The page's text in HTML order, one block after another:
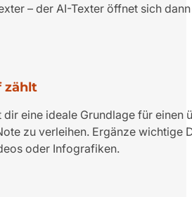
– der AI-Texter öffnet sich
zählt
dir eine ideale Grundlage für
zu verleihen. Ergänze wichtige
oder Infografiken.